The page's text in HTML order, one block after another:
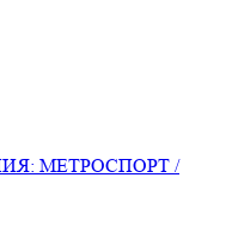
МЕТРОСПОРТ /